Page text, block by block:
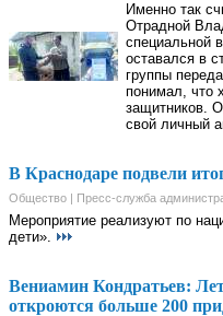
Именно так
Отрадной
специальной
оставался в
группы
понимал, что
защитников.
свой личный
В Краснодаре подвели
Общество | Пресс-служба
Мероприятие реализуют по
дети».
Вениамин Кондратьев:
откроются больше 200